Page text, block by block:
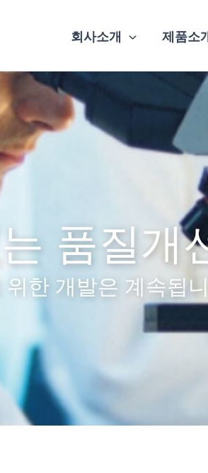
회사소개 제품소
품질개
한 개발은 계속됩